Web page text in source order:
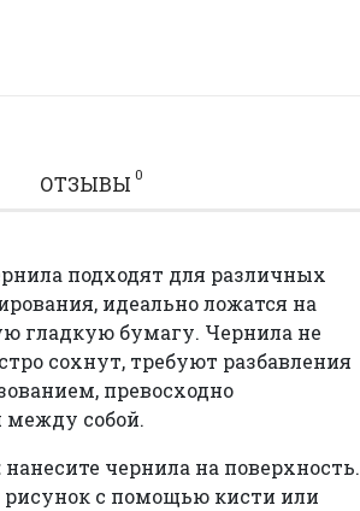
ОТЗЫВЫ 0
подходят для различных
идеально ложатся на
гладкую бумагу. Чернила не
сохнут, требуют разбавления
превосходно
собой.
нанесите чернила на поверхность.
с помощью кисти или